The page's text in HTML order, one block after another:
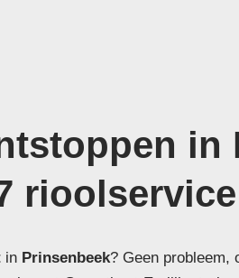
in
rioolservice
in Prinsenbeek? Geen probleem,